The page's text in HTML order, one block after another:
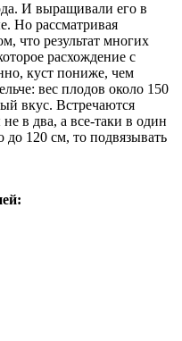
И выращивали его в
Но рассматривая
что результат многих
расхождение с
куст пониже, чем
вес плодов около 150
вкус. Встречаются
в два, а все-таки в один
до 120 см, то подвязывать